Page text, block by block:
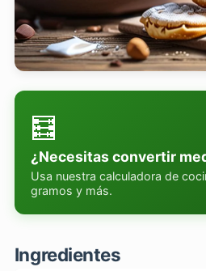
🧮
¿Necesitas convertir
Usa nuestra calculadora de
gramos y más.
Ingredientes